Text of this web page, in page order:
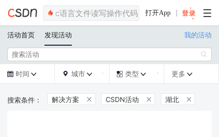
打开App
活动首页 发现活动 我的活动

 时间   城市   类型  更多 
解决方案  CSDN活动  湖北 